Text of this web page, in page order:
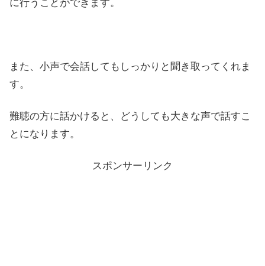
に行うことができます。
また、小声で会話してもしっかりと聞き取ってくれま
す。
難聴の方に話かけると、どうしても大きな声で話すこ
とになります。
スポンサーリンク